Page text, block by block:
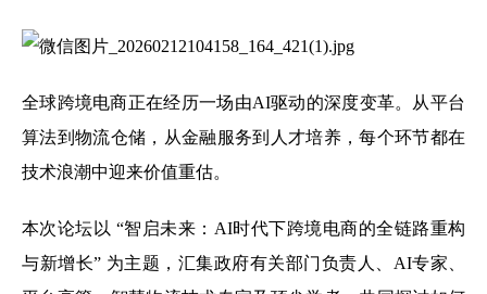
全球跨境电商正在经历一场由AI驱动的深度变革。从平台
算法到物流仓储，从金融服务到人才培养，每个环节都在
技术浪潮中迎来价值重估。
本次论坛以 “智启未来：AI时代下跨境电商的全链路重构
与新增长” 为主题，汇集政府有关部门负责人、AI专家、